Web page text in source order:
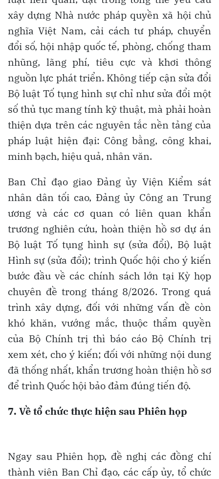
xây dựng Nhà nước pháp quyền xã hội chủ
nghĩa Việt Nam, cải cách tư pháp, chuyển
đổi số, hội nhập quốc tế, phòng, chống tham
nhũng, lãng phí, tiêu cực và khơi thông
nguồn lực phát triển. Không tiếp cận sửa đổi
Bộ luật Tố tụng hình sự chỉ như sửa đổi một
số thủ tục mang tính kỹ thuật, mà phải hoàn
thiện dựa trên các nguyên tắc nền tảng của
pháp luật hiện đại: Công bằng, công khai,
minh bạch, hiệu quả, nhân văn.
Ban Chỉ đạo giao Đảng ủy Viện Kiểm sát
nhân dân tối cao, Đảng ủy Công an Trung
ương và các cơ quan có liên quan khẩn
trương nghiên cứu, hoàn thiện hồ sơ dự án
Bộ luật Tố tụng hình sự (sửa đổi), Bộ luật
Hình sự (sửa đổi); trình Quốc hội cho ý kiến
bước đầu về các chính sách lớn tại Kỳ họp
chuyên đề trong tháng 8/2026. Trong quá
trình xây dựng, đối với những vấn đề còn
khó khăn, vướng mắc, thuộc thẩm quyền
của Bộ Chính trị thì báo cáo Bộ Chính trị
xem xét, cho ý kiến; đối với những nội dung
đã thống nhất, khẩn trương hoàn thiện hồ sơ
để trình Quốc hội bảo đảm đúng tiến độ.
7. Về tổ chức thực hiện sau Phiên họp
Ngay sau Phiên họp, đề nghị các đồng chí
thành viên Ban Chỉ đạo, các cấp ủy, tổ chức